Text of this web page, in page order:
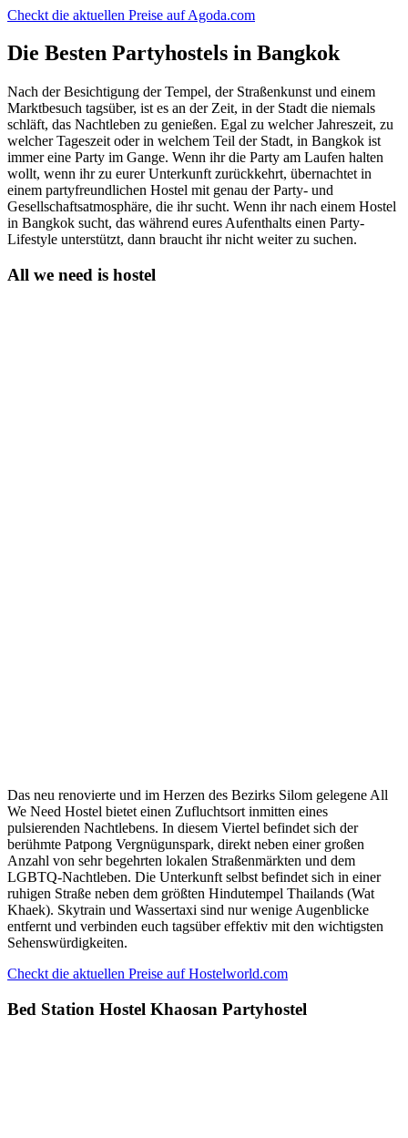
Checkt die aktuellen Preise auf Agoda.com
Die Besten Partyhostels in Bangkok
Nach der Besichtigung der Tempel, der Straßenkunst und einem
Marktbesuch tagsüber, ist es an der Zeit, in der Stadt die niemals
schläft, das Nachtleben zu genießen. Egal zu welcher Jahreszeit, zu
welcher Tageszeit oder in welchem Teil der Stadt, in Bangkok ist
immer eine Party im Gange. Wenn ihr die Party am Laufen halten
wollt, wenn ihr zu eurer Unterkunft zurückkehrt, übernachtet in
einem partyfreundlichen Hostel mit genau der Party- und
Gesellschaftsatmosphäre, die ihr sucht. Wenn ihr nach einem Hostel
in Bangkok sucht, das während eures Aufenthalts einen Party-
Lifestyle unterstützt, dann braucht ihr nicht weiter zu suchen.
All we need is hostel
Das neu renovierte und im Herzen des Bezirks Silom gelegene All
We Need Hostel bietet einen Zufluchtsort inmitten eines
pulsierenden Nachtlebens. In diesem Viertel befindet sich der
berühmte Patpong Vergnügunspark, direkt neben einer großen
Anzahl von sehr begehrten lokalen Straßenmärkten und dem
LGBTQ-Nachtleben. Die Unterkunft selbst befindet sich in einer
ruhigen Straße neben dem größten Hindutempel Thailands (Wat
Khaek). Skytrain und Wassertaxi sind nur wenige Augenblicke
entfernt und verbinden euch tagsüber effektiv mit den wichtigsten
Sehenswürdigkeiten.
Checkt die aktuellen Preise auf Hostelworld.com
Bed Station Hostel Khaosan Partyhostel